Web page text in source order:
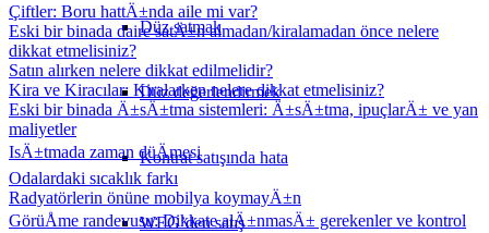
Düz satmak
Düz değerlendirmek
Kontrat satışında hata
WEG’den satış
Çiftler: Boru hattÄ±nda aile mi var?
Eski bir binada daire satÄ±n almadan/kiralamadan önce nelere
dikkat etmelisiniz?
Satın alırken nelere dikkat edilmelidir?
Kira ve Kiracılar: Kiralarken nelere dikkat etmelisiniz?
Eski bir binada Ä±sÄ±tma sistemleri: Ä±sÄ±tma, ipuçlarÄ± ve yan
maliyetler
IsÄ±tmada zaman düÄmesi
Odalardaki sıcaklık farkı
Radyatörlerin önüne mobilya koymayÄ±n
GörüÅme randevusu: Dikkate alÄ±nmasÄ± gerekenler ve kontrol